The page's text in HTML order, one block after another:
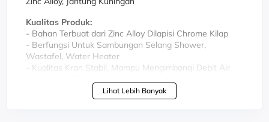
Kualitas Produk:
- Bahan Terbuat dari Zinc Alloy Dilapisi Chrome Kilap
- Berfungsi Untuk Sambungan Selang Shower,
Wastafel, Water Heater
- Kualitas Kran Stabil, Mampu Mengimbangi Debit Air
- Keluar Air Deras dan Halus
- Untuk Air Dingin
Lihat Lebih Banyak